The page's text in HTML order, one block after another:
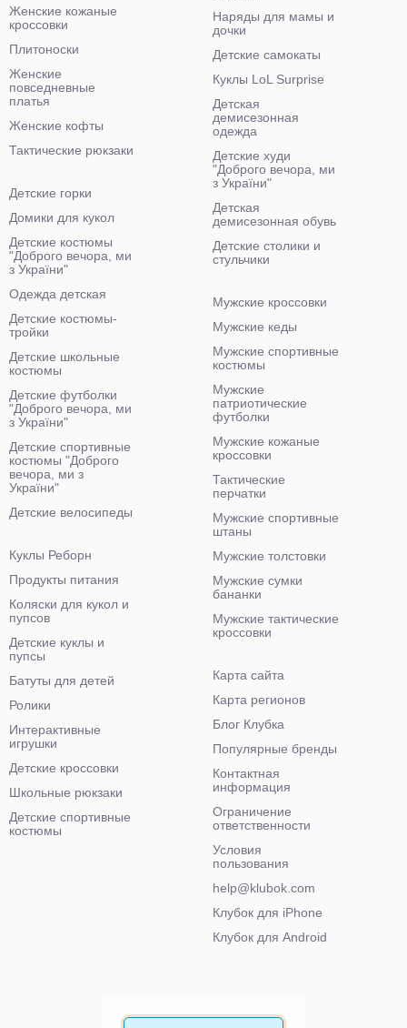
Женские кожаные
кроссовки
Плитоноски
Женские
повседневные
платья
Женские кофты
Тактические рюкзаки
Наряды для мамы и
дочки
Детские самокаты
Куклы LoL Surprise
Детская
демисезонная
одежда
Детские худи
"Доброго вечора, ми
з України"
Детская
демисезонная обувь
Детские столики и
стульчики
Детские горки
Домики для кукол
Детские костюмы
"Доброго вечора, ми
з України"
Одежда детская
Детские костюмы-
тройки
Детские школьные
костюмы
Детские футболки
"Доброго вечора, ми
з України"
Детские спортивные
костюмы "Доброго
вечора, ми з
України"
Детские велосипеды
Мужские кроссовки
Мужские кеды
Мужские спортивные
костюмы
Мужские
патриотические
футболки
Мужские кожаные
кроссовки
Тактические
перчатки
Мужские спортивные
штаны
Мужские толстовки
Мужские сумки
бананки
Мужские тактические
кроссовки
Куклы Реборн
Продукты питания
Коляски для кукол и
пупсов
Детские куклы и
пупсы
Батуты для детей
Ролики
Интерактивные
игрушки
Детские кроссовки
Школьные рюкзаки
Детские спортивные
костюмы
Карта сайта
Карта регионов
Блог Клубка
Популярные бренды
Контактная
информация
Ограничение
ответственности
Условия
пользования
help@klubok.com
Клубок для iPhone
Клубок для Android